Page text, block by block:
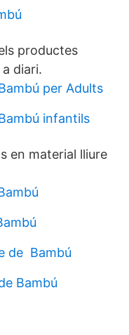
productes
a diari.
per Adults
infantils
en material lliure
de Bambú
Bambú